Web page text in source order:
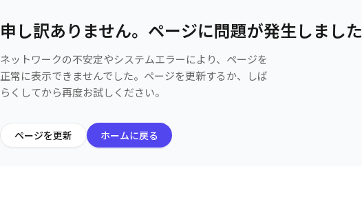
申し訳ありません。ページに問題が発生しました
ネットワークの不安定やシステムエラーにより、ページを
正常に表示できませんでした。ページを更新するか、しば
らくしてから再度お試しください。
ページを更新 ホームに戻る